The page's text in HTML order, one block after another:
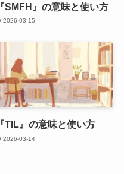
『SMFH』の意味と使い方
2026-03-15
『TIL』の意味と使い方
2026-03-14